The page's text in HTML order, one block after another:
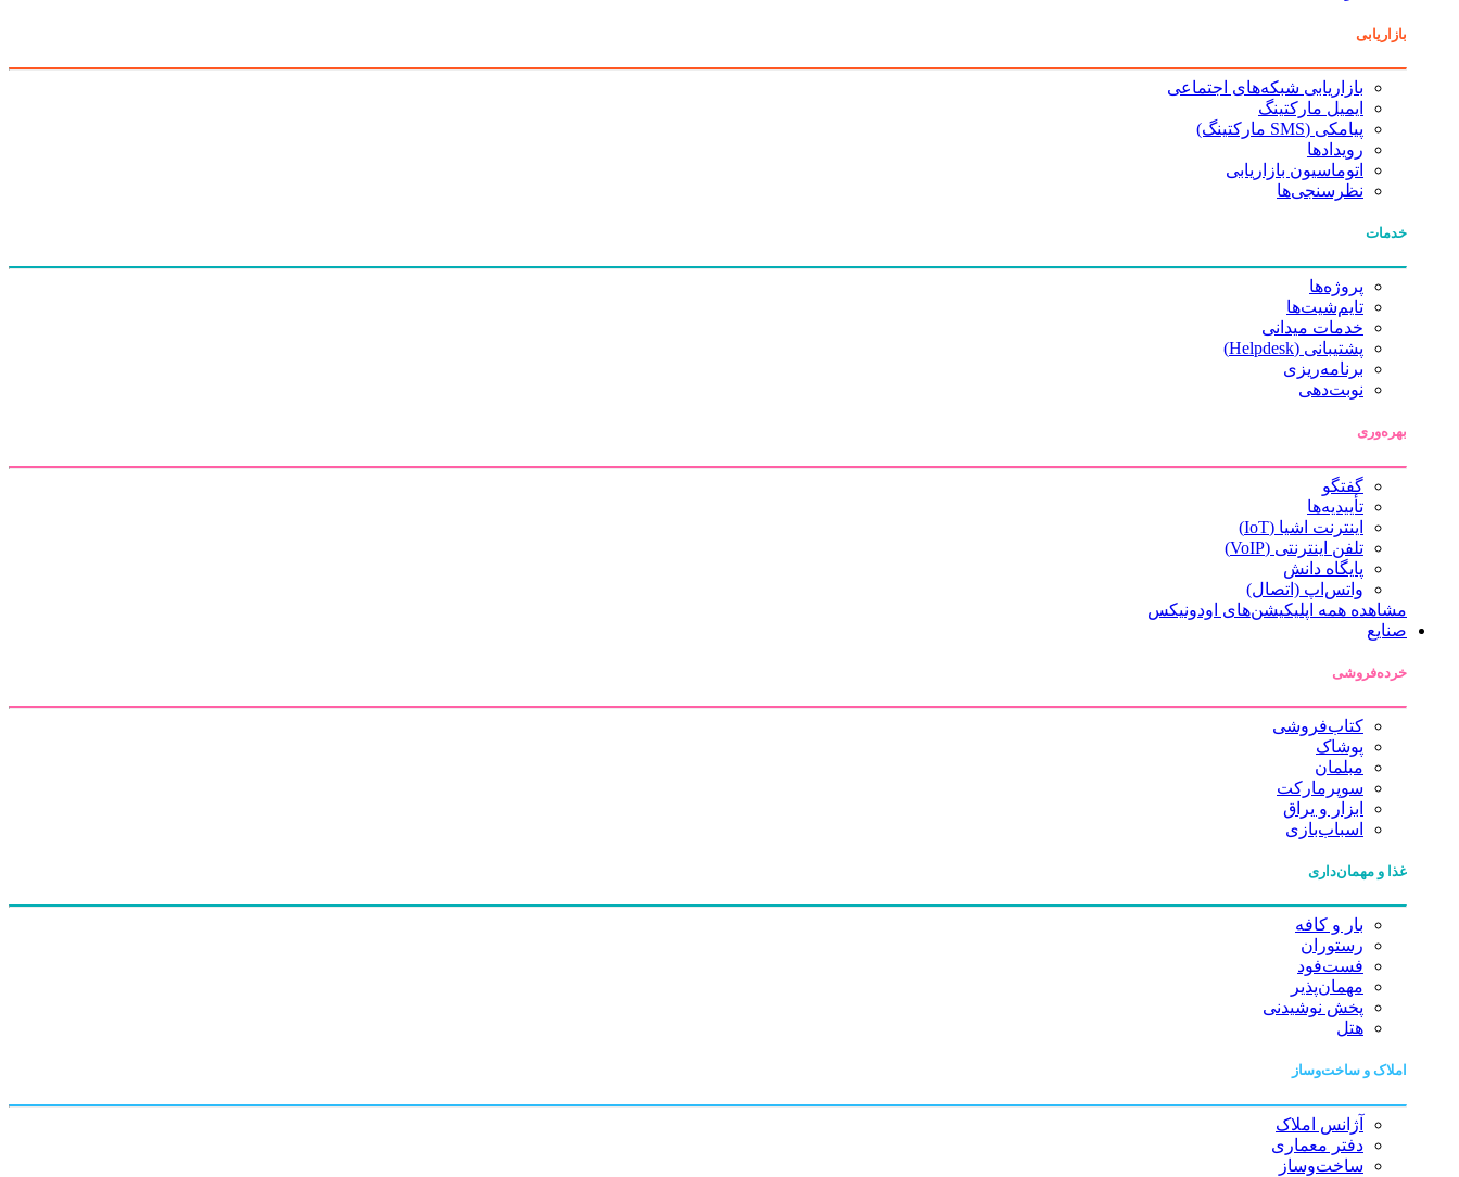
بازاریابی
بازاریابی شبکه‌های اجتماعی
ایمیل مارکتینگ
پیامکی (SMS مارکتینگ)
رویدادها
اتوماسیون بازاریابی
نظرسنجی‌ها
خدمات
پروژه‌ها
تایم‌شیت‌ها
خدمات میدانی
پشتیبانی (Helpdesk)
برنامه‌ریزی
نوبت‌دهی
بهره‌وری
گفتگو
تأییدیه‌ها
اینترنت اشیا (IoT)
تلفن اینترنتی (VoIP)
پایگاه دانش
واتس‌اپ (اتصال)
مشاهده همه اپلیکیشن‌های اودونیکس
صنایع
خرده‌فروشی
کتاب‌فروشی
پوشاک
مبلمان
سوپرمارکت
ابزار و یراق
اسباب‌بازی
غذا و مهمان‌داری
بار و کافه
رستوران
فست‌فود
مهمان‌پذیر
پخش نوشیدنی
هتل
املاک و ساخت‌وساز
آژانس املاک
دفتر معماری
ساخت‌وساز